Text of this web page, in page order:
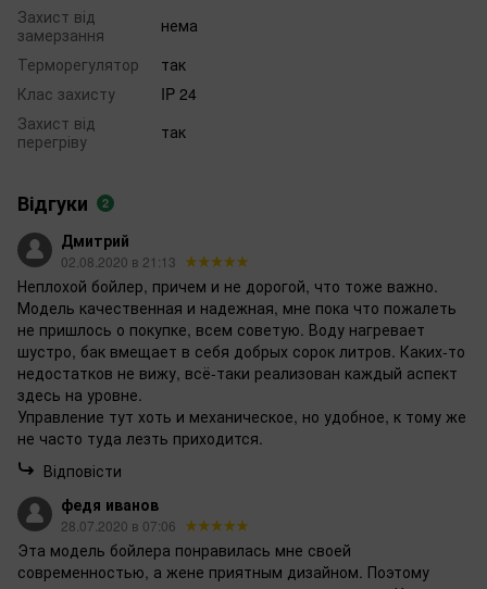
Захист від
замерзання
нема
Терморегулятор
так
Клас захисту
IP 24
Захист від
перегріву
так
Відгуки 2
Дмитрий
02.08.2020 в 21:13
Неплохой бойлер, причем и не дорогой, что тоже важно.
Модель качественная и надежная, мне пока что пожалеть
не пришлось о покупке, всем советую. Воду нагревает
шустро, бак вмещает в себя добрых сорок литров. Каких-то
недостатков не вижу, всё-таки реализован каждый аспект
здесь на уровне.
Управление тут хоть и механическое, но удобное, к тому же
не часто туда лезть приходится.
Відповісти
федя иванов
28.07.2020 в 07:06
Эта модель бойлера понравилась мне своей
современностью, а жене приятным дизайном. Поэтому